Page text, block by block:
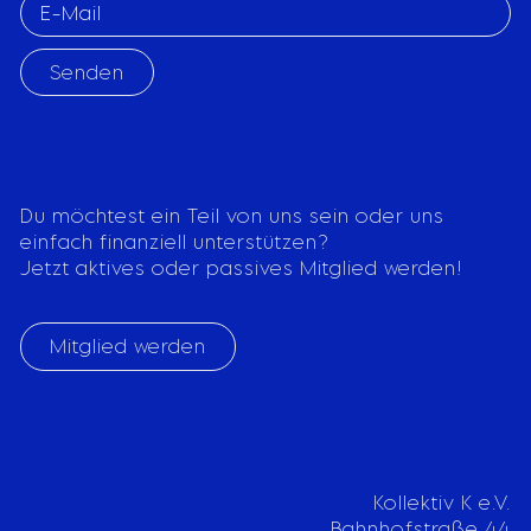
Senden
Du möchtest ein Teil von uns sein oder uns
einfach finanziell unterstützen?
Jetzt aktives oder passives Mitglied werden!
Mitglied werden
Kollektiv K e.V.